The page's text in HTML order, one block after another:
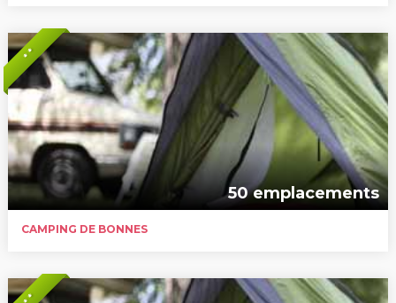
* *
50 emplacements
CAMPING DE BONNES
* *